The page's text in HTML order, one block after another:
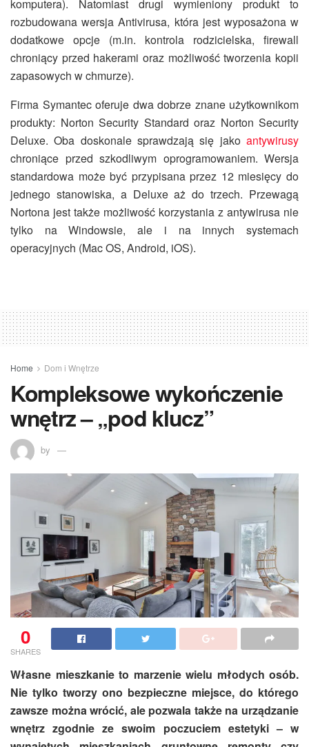
komputera). Natomiast drugi wymieniony produkt to
rozbudowana wersja Antivirusa, która jest wyposażona w
dodatkowe opcje (m.in. kontrola rodzicielska, firewall
chroniący przed hakerami oraz możliwość tworzenia kopii
zapasowych w chmurze).
Firma Symantec oferuje dwa dobrze znane użytkownikom
produkty: Norton Security Standard oraz Norton Security
Deluxe. Oba doskonale sprawdzają się jako antywirusy
chroniące przed szkodliwym oprogramowaniem. Wersja
standardowa może być przypisana przez 12 miesięcy do
jednego stanowiska, a Deluxe aż do trzech. Przewagą
Nortona jest także możliwość korzystania z antywirusa nie
tylko na Windowsie, ale i na innych systemach
operacyjnych (Mac OS, Android, iOS).
Home Dom i Wnętrze
Kompleksowe wykończenie
wnętrz – „pod klucz”
by
0
SHARES
Własne mieszkanie to marzenie wielu młodych osób.
Nie tylko tworzy ono bezpieczne miejsce, do którego
zawsze można wrócić, ale pozwala także na urządzanie
wnętrz zgodnie ze swoim poczuciem estetyki – w